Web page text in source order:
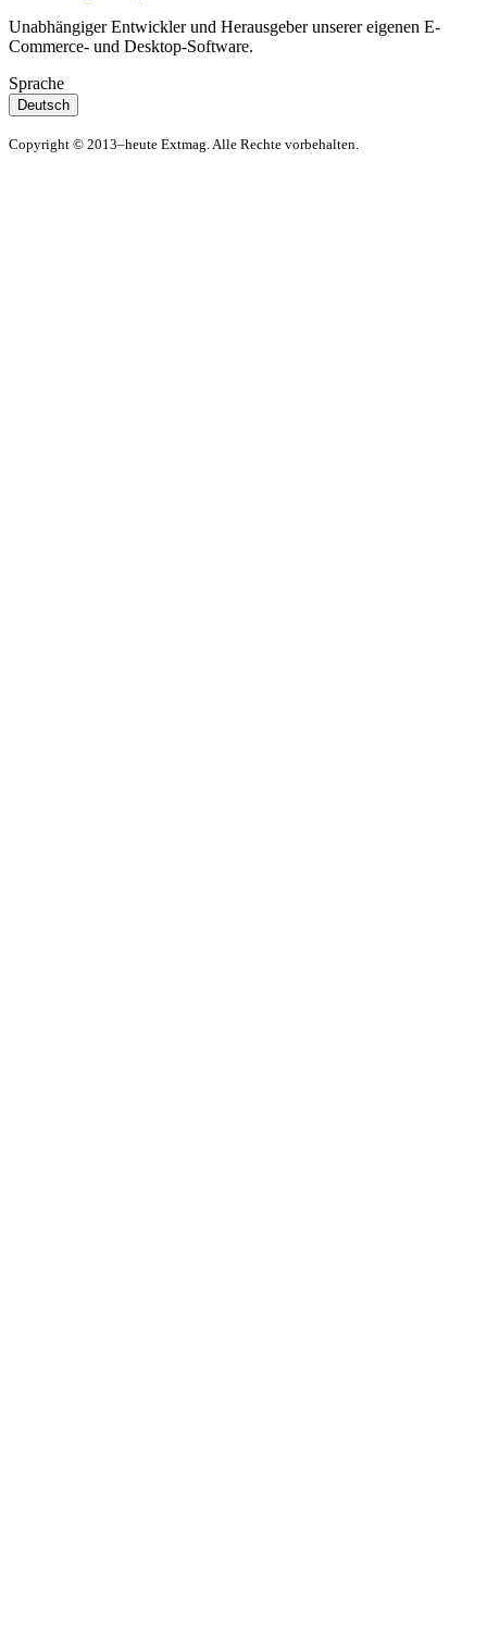
Unabhängiger Entwickler und Herausgeber unserer eigenen E-
Commerce- und Desktop-Software.
Sprache
Deutsch
Copyright © 2013–heute Extmag. Alle Rechte vorbehalten.